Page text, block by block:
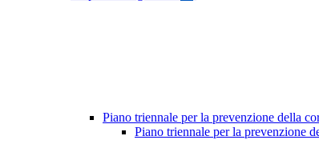
Piano triennale per la prevenzione della
Piano triennale per la prevenzione